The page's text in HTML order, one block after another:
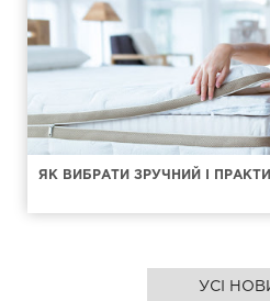
ЯК ВИБРАТИ ЗРУЧНИЙ І
УСІ